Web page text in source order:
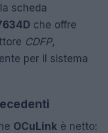
scheda
che offre
CDFP,
per il sistema
OCuLink è netto: